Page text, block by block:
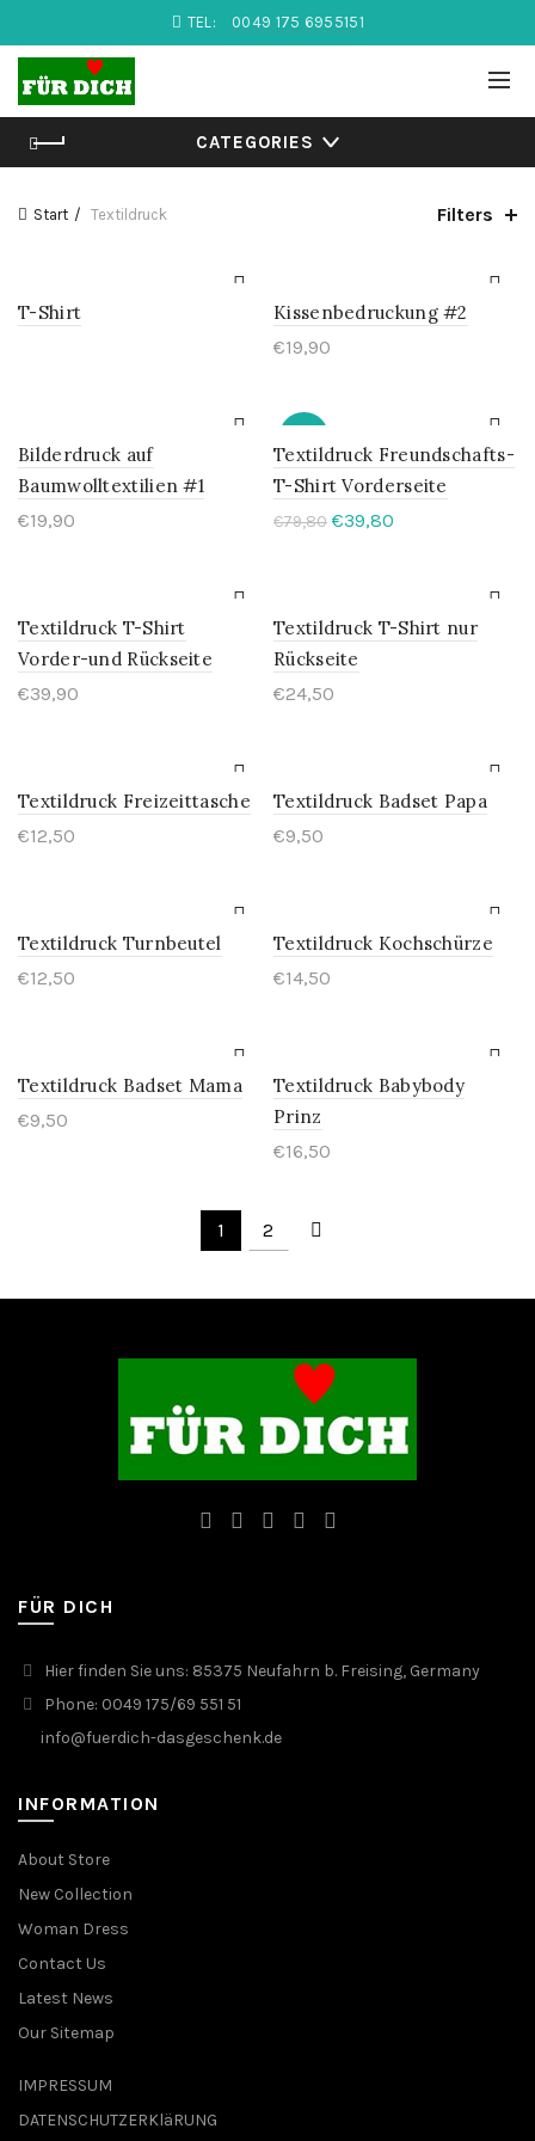
TEL: 0049 175 6955151
CATEGORIES
Start Textildruck Filters
T-Shirt
Kissenbedruckung #2
€19,90
Bilderdruck auf
Baumwolltextilien #1
€19,90
Textildruck Freundschafts-
T-Shirt Vorderseite
€79,80 Ursprünglicher
€39,80
Textildruck T-Shirt
Vorder-und Rückseite
€39,90
Textildruck T-Shirt nur
Rückseite
€24,50
Textildruck Freizeittasche
€12,50
Textildruck Badset Papa
€9,50
Textildruck Turnbeutel
€12,50
Textildruck Kochschürze
€14,50
Textildruck Badset Mama
€9,50
Textildruck Babybody
Prinz
€16,50
1 2
FÜR DICH
Hier finden Sie uns: 85375 Neufahrn b. Freising, Germany
Phone: 0049 175/69 551 51
info@fuerdich-dasgeschenk.de
INFORMATION
About Store
New Collection
Woman Dress
Contact Us
Latest News
Our Sitemap
IMPRESSUM
DATENSCHUTZERKläRUNG